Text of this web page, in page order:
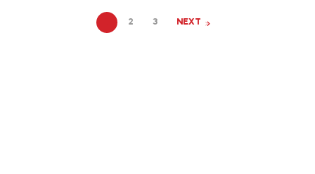
2 3 NEXT